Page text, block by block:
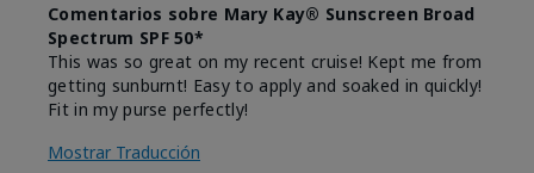
Comentarios sobre Mary Kay® Sunscreen Broad
Spectrum SPF 50*
This was so great on my recent cruise! Kept me from
getting sunburnt! Easy to apply and soaked in quickly!
Fit in my purse perfectly!
Mostrar Traducción